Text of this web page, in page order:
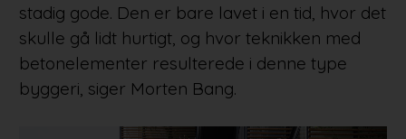
stadig gode. Den er bare lavet i en tid, hvor det
skulle gå lidt hurtigt, og hvor teknikken med
betonelementer resulterede i denne type
byggeri, siger Morten Bang.